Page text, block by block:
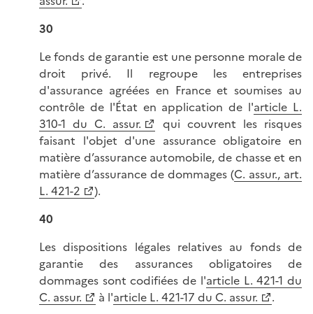
30
Le fonds de garantie est une personne morale de
droit privé. Il regroupe les entreprises
d'assurance agréées en France et soumises au
contrôle de l'État en application de l'article L.
310-1 du C. assur.
qui couvrent les risques
faisant l'objet d'une assurance obligatoire en
matière d’assurance automobile, de chasse et en
matière d’assurance de dommages (C. assur., art.
L. 421-2
).
40
Les dispositions légales relatives au fonds de
garantie des assurances obligatoires de
dommages sont codifiées de l'article L. 421-1 du
C. assur.
à l'article L. 421-17 du C. assur. .